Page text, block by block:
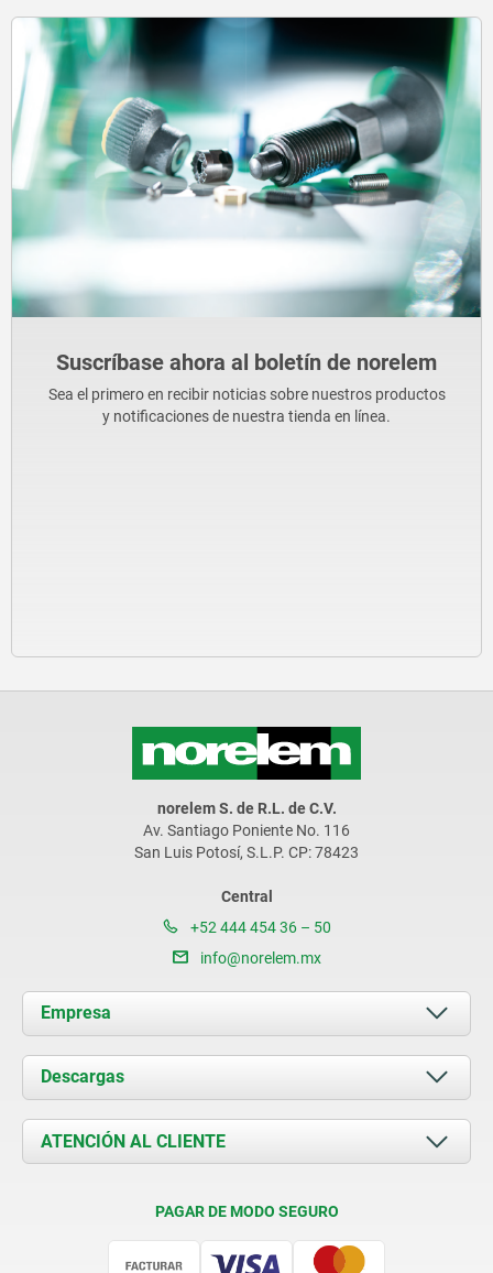
Suscríbase ahora al boletín de norelem
Sea el primero en recibir noticias sobre nuestros productos
y notificaciones de nuestra tienda en línea.
norelem S. de R.L. de C.V.
Av. Santiago Poniente No. 116
San Luis Potosí, S.L.P. CP: 78423
Central
+52 444 454 36 – 50
info@norelem.mx
Empresa
Acerca de nosotros
Novedades
Contacto
Descargas
Documents
ATENCIÓN AL CLIENTE
PAGAR DE MODO SEGURO